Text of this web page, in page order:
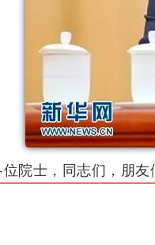
位院士，同志们，朋友